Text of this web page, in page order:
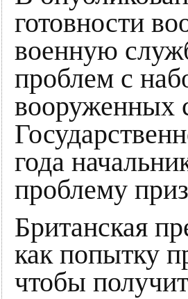
готовности
военную
проблем с
вооруженных
года
проблему
Британская
как попытку
чтобы